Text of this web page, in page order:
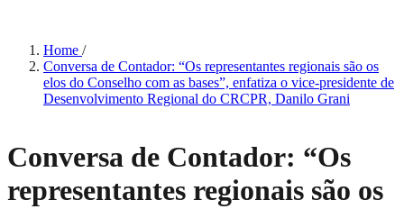
Home /
Conversa de Contador: “Os representantes regionais são os
elos do Conselho com as bases”, enfatiza o vice-presidente de
Desenvolvimento Regional do CRCPR, Danilo Grani
Conversa de Contador: “Os
representantes regionais são os